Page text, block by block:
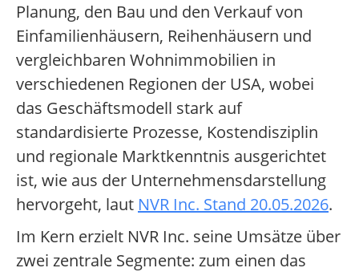
Planung, den Bau und den Verkauf von
Einfamilienhäusern, Reihenhäusern und
vergleichbaren Wohnimmobilien in
verschiedenen Regionen der USA, wobei
das Geschäftsmodell stark auf
standardisierte Prozesse, Kostendisziplin
und regionale Marktkenntnis ausgerichtet
ist, wie aus der Unternehmensdarstellung
hervorgeht, laut NVR Inc. Stand 20.05.2026.
Im Kern erzielt NVR Inc. seine Umsätze über
zwei zentrale Segmente: zum einen das